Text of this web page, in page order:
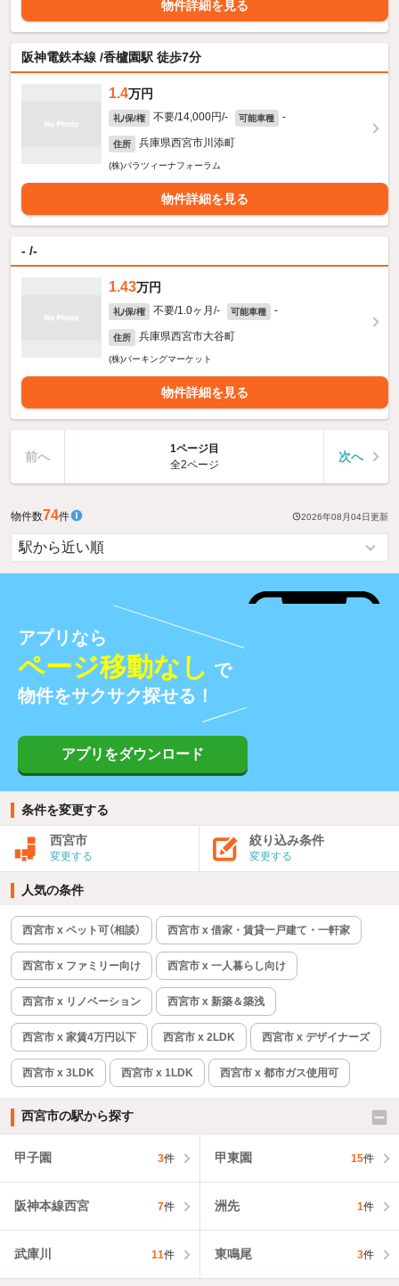
物件詳細を見る
阪神電鉄本線 /香櫨園駅 徒歩7分
1.4万円
礼/保/権 不要/14,000円/- 可能車種 -
住所 兵庫県西宮市川添町
(株)パラツィーナフォーラム
物件詳細を見る
- /-
1.43万円
礼/保/権 不要/1.0ヶ月/- 可能車種 -
住所 兵庫県西宮市大谷町
(株)パーキングマーケット
物件詳細を見る
前へ
1ページ目
全2ページ
次へ
物件数74件 2026年08月04日更新
アプリなら
ページ移動なし で
物件をサクサク探せる！
アプリをダウンロード
条件を変更する
西宮市
変更する
絞り込み条件
変更する
人気の条件
西宮市 x ペット可（相談） 西宮市 x 借家・賃貸一戸建て・一軒家
西宮市 x ファミリー向け 西宮市 x 一人暮らし向け
西宮市 x リノベーション 西宮市 x 新築＆築浅
西宮市 x 家賃4万円以下 西宮市 x 2LDK 西宮市 x デザイナーズ
西宮市 x 3LDK 西宮市 x 1LDK 西宮市 x 都市ガス使用可
西宮市の駅から探す
甲子園 3件 甲東園 15件
阪神本線西宮 7件 洲先 1件
武庫川 11件 東鳴尾 3件